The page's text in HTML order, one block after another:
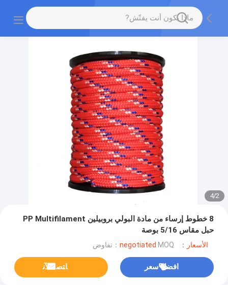
2
/
4
8 خطوط إرساء من مادة البولي بروبيلين PP Multifilament
حبل مقاس 5/16 بوصة
الأسعار：negotiated MOQ：تفاوض
افضل سعر ﺎﺘﺼﻟ ﺍﻶﻧ